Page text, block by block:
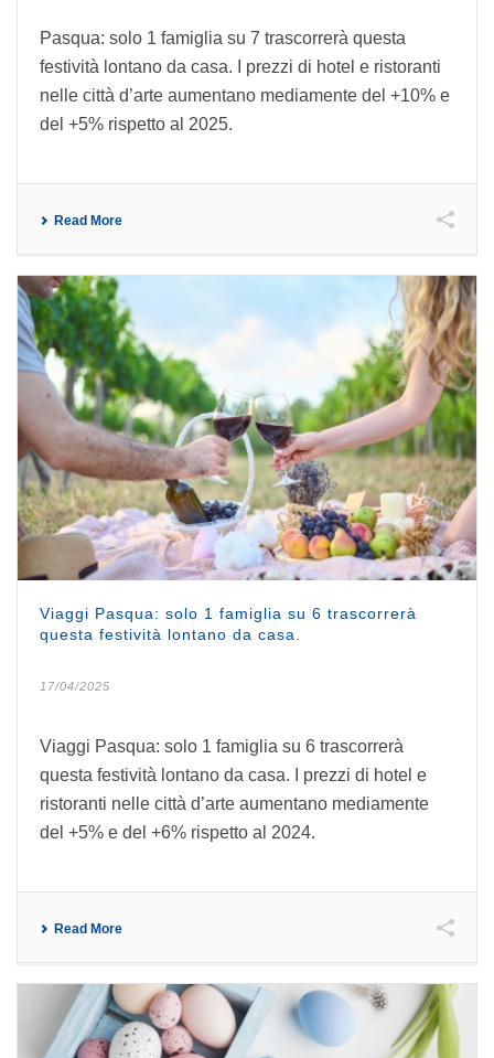
Pasqua: solo 1 famiglia su 7 trascorrerà questa
festività lontano da casa. I prezzi di hotel e ristoranti
nelle città d’arte aumentano mediamente del +10% e
del +5% rispetto al 2025.
Read More
Viaggi Pasqua: solo 1 famiglia su 6 trascorrerà
questa festività lontano da casa.
17/04/2025
Viaggi Pasqua: solo 1 famiglia su 6 trascorrerà
questa festività lontano da casa. I prezzi di hotel e
ristoranti nelle città d’arte aumentano mediamente
del +5% e del +6% rispetto al 2024.
Read More